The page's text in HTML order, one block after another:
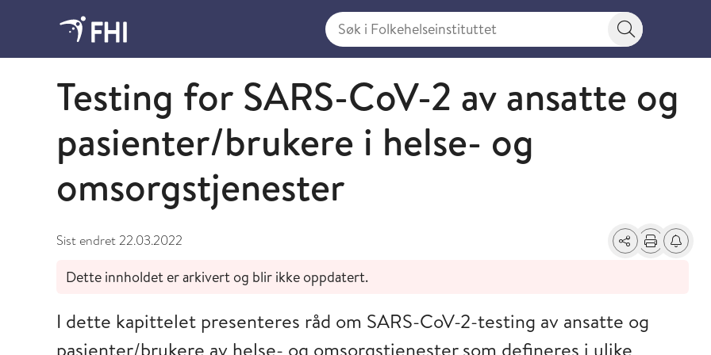
Søk i Folkehelseinstituttet
Søkeknapp
Koronavirusveilederen - arkiverte artikler
Testing for SARS-CoV-2 av ansatte og
pasienter/brukere i helse- og
omsorgstjenester
Sist endret22.03.2022 Del Skriv ut
Få
Dette innholdet er arkivert og blir ikke oppdatert.
I dette kapittelet presenteres råd om SARS-CoV-2-testing av ansatte og
pasienter/brukere av helse- og omsorgstjenester som defineres i ulike